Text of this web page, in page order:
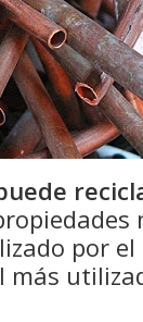
por